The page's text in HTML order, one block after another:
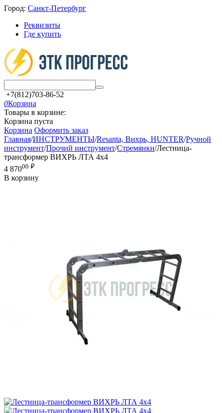
Город: Санкт-Петербург
Реквизиты
Где купить
+7(812)703-86-52
0Корзина
Товары в корзине:
Корзина пуста
Корзина Оформить заказ
Главная/ИНСТРУМЕНТЫ/Resanta, Вихрь, HUNTER/Ручной
инструмент/Прочий инструмент/Стремянки/Лестница-
трансформер ВИХРЬ ЛТА 4х4
4 87000 ₽
В корзину